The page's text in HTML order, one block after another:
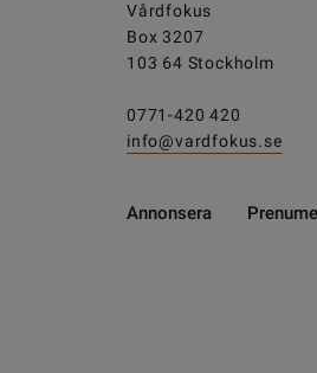
Vårdfokus
Box 3207
103 64 Stockholm
0771-420 420
info@vardfokus.se
Annonsera